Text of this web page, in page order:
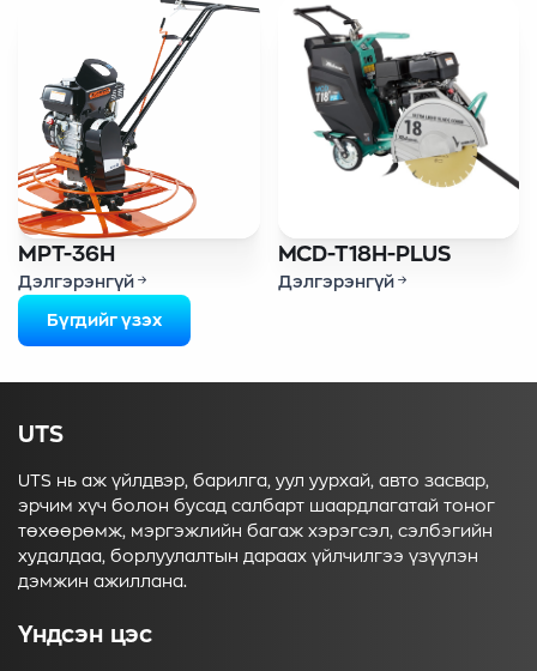
MPT-36H
Дэлгэрэнгүй
MCD-T18H-PLUS
Дэлгэрэнгүй
Бүгдийг үзэх
UTS
UTS нь аж үйлдвэр, барилга, уул уурхай, авто засвар,
эрчим хүч болон бусад салбарт шаардлагатай тоног
төхөөрөмж, мэргэжлийн багаж хэрэгсэл, сэлбэгийн
худалдаа, борлуулалтын дараах үйлчилгээ үзүүлэн
дэмжин ажиллана.
Үндсэн цэс